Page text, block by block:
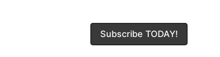
Subscribe TODAY!